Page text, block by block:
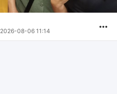
2026-08-06 11:14